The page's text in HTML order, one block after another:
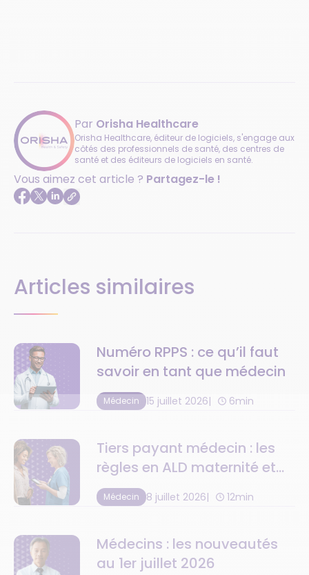
Par Orisha Healthcare
Orisha Healthcare, éditeur de logiciels, s'engage aux
côtés des professionnels de santé, des centres de
santé et des éditeurs de logiciels en santé.
Vous aimez cet article ? Partagez-le !
Articles similaires
Numéro RPPS : ce qu’il faut
savoir en tant que médecin
Médecin 15 juillet 2026 6min
Tiers payant médecin : les
règles en ALD maternité et
C2S
Médecin 8 juillet 2026 12min
Médecins : les nouveautés
au 1er juillet 2026